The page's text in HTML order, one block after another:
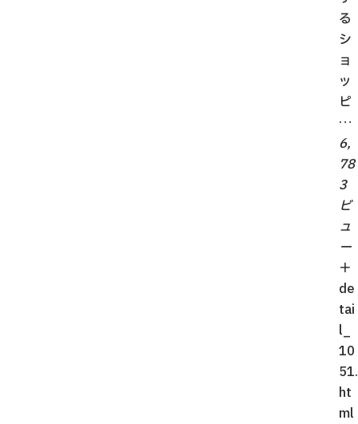
る
シ
ョ
ッ
ピ
…
6,
78
3
ビ
ュ
ー
＋
de
tai
l_
10
51.
ht
ml